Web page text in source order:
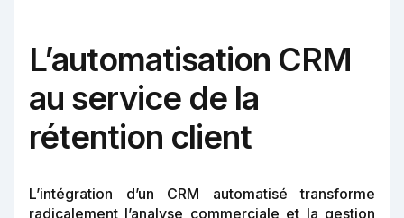
L’automatisation CRM
au service de la
rétention client
L’intégration d’un CRM automatisé transforme
radicalement l’analyse commerciale et la gestion